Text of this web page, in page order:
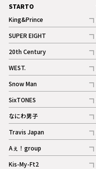
STARTO
King&Prince
記事
SUPER EIGHT
記事
20th Century
記事
WEST.
記事
Snow Man
記事
ギャラリー
SixTONES
記事
ギャラリー
なにわ男子
記事
Travis Japan
記事
Aぇ！group
記事
Kis-My-Ft2